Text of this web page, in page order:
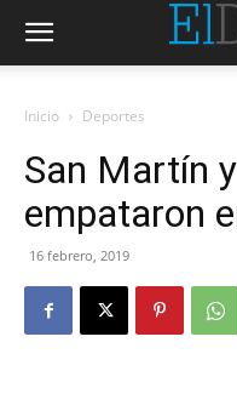
Inicio Deportes
San Martín
empataron
16 febrero, 2019